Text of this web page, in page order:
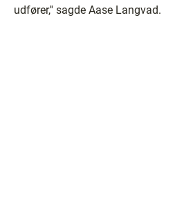
udfører,'' sagde Aase Langvad.